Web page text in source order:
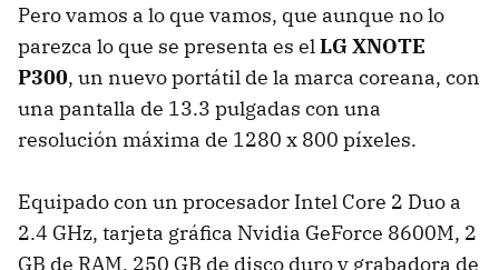
Pero vamos a lo que vamos, que aunque no lo
parezca lo que se presenta es elLG XNOTE
P300, un nuevo portátil de la marca coreana, con
una pantalla de 13.3 pulgadas con una
resolución máxima de 1280 x 800 píxeles.
Equipado con un procesador Intel Core 2 Duo a
2.4 GHz, tarjeta gráfica Nvidia GeForce 8600M, 2
GB de RAM, 250 GB de disco duro y grabadora de